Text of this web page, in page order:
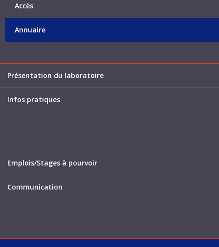
Accès
Annuaire
Présentation du laboratoire
Infos pratiques
Emplois/Stages à pourvoir
Communication